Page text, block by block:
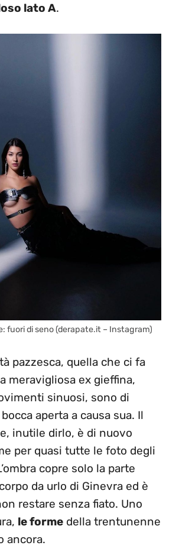
lato A.
fuori di seno (derapate.it – Instagram)
pazzesca, quella che ci fa
meravigliosa ex gieffina,
sinuosi, sono di
aperta a causa sua. Il
inutile dirlo, è di nuovo
per quasi tutte le foto degli
copre solo la parte
da urlo di Ginevra ed è
restare senza fiato. Uno
le forme della trentunenne
ancora.